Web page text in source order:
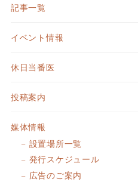
記事一覧
イベント情報
休日当番医
投稿案内
媒体情報
設置場所一覧
発行スケジュール
広告のご案内